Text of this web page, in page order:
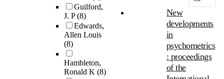
Guilford,
J. P(8)
Edwards,
Allen Louis
(8)
Hambleton,
Ronald K (8)
New
developments
in
psychometrics
: proceedings
of the